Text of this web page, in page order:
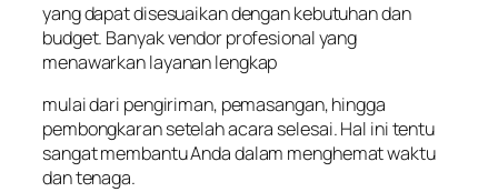
yang dapat disesuaikan dengan kebutuhan dan
budget. Banyak vendor profesional yang
menawarkan layanan lengkap
mulai dari pengiriman, pemasangan, hingga
pembongkaran setelah acara selesai. Hal ini tentu
sangat membantu Anda dalam menghemat waktu
dan tenaga.